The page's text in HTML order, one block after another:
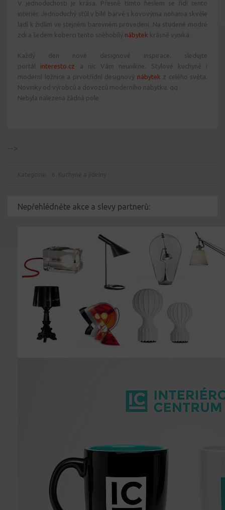
V jednoduchosti je krása. Přesně tímto heslem se řídí tento
interiér. Jednoduchý stůl v bílé barvě s kovovýma nohama skvěle
ladí k židlím ve stejném barevném provedení. Na studené modré
zdi a šedém koberci tento sněhobílý nábytek krásně vyniká.
Každý den nové designové inspirace, sledujte
portál interesto.cz a nic Vám neunikne. Stylové kuchyně i
moderní ložnice a prvotřídní designový nábytek z celého světa.
Novinky od výrobců a dovozců moderního nábytku. qq
Nebyla nalezena žádná pole.
Nepřehlédněte akce a slevy partnerů: